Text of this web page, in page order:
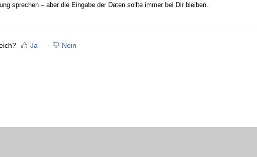
sprechen – aber die Eingabe der Daten sollte immer bei Dir bleiben.
Ja Nein